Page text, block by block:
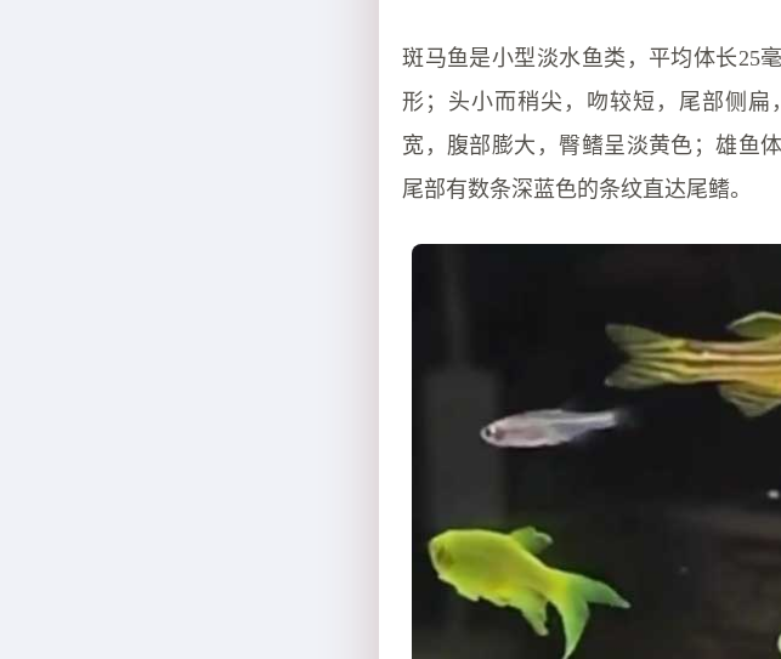
斑马鱼是小型淡水鱼类，平均体长25
形；头小而稍尖，吻较短，尾部侧
宽，腹部膨大，臀鳍呈淡黄色；雄鱼
尾部有数条深蓝色的条纹直达尾鳍。